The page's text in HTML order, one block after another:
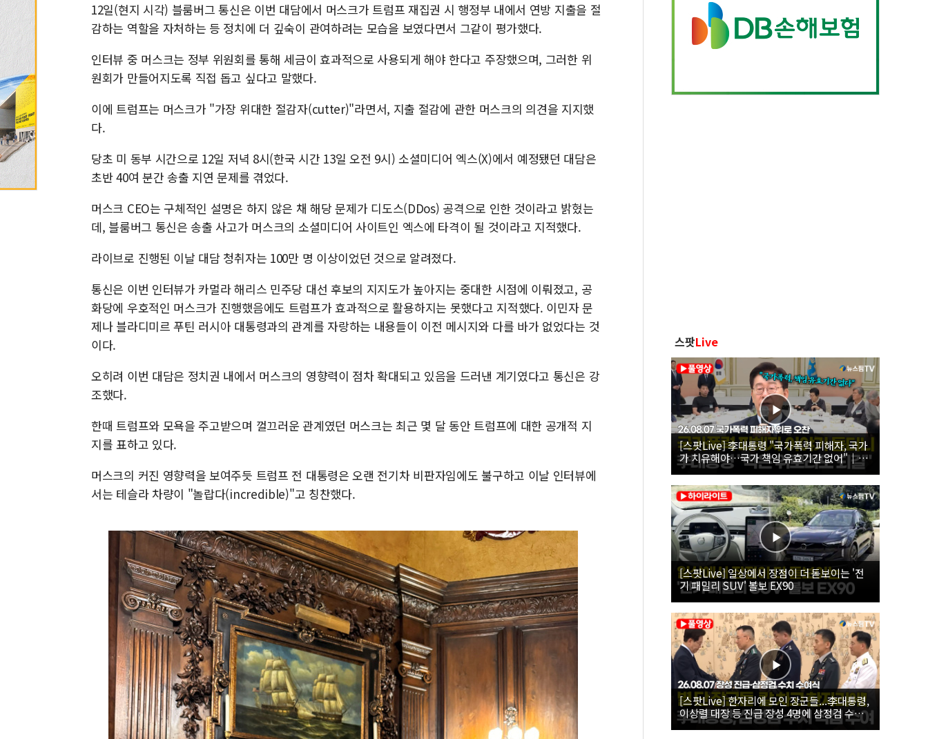
12일(현지 시각) 블룸버그 통신은 이번 대담에서 머스크가 트럼프 재집권 시 행정부 내에서 연방 지출을 절
감하는 역할을 자처하는 등 정치에 더 깊숙이 관여하려는 모습을 보였다면서 그같이 평가했다.
인터뷰 중 머스크는 정부 위원회를 통해 세금이 효과적으로 사용되게 해야 한다고 주장했으며, 그러한 위
원회가 만들어지도록 직접 돕고 싶다고 말했다.
이에 트럼프는 머스크가 "가장 위대한 절감자(cutter)"라면서, 지출 절감에 관한 머스크의 의견을 지지했
다.
당초 미 동부 시간으로 12일 저녁 8시(한국 시간 13일 오전 9시) 소셜미디어 엑스(X)에서 예정됐던 대담은
초반 40여 분간 송출 지연 문제를 겪었다.
머스크 CEO는 구체적인 설명은 하지 않은 채 해당 문제가 디도스(DDos) 공격으로 인한 것이라고 밝혔는
데, 블룸버그 통신은 송출 사고가 머스크의 소셜미디어 사이트인 엑스에 타격이 될 것이라고 지적했다.
라이브로 진행된 이날 대담 청취자는 100만 명 이상이었던 것으로 알려졌다.
통신은 이번 인터뷰가 카멀라 해리스 민주당 대선 후보의 지지도가 높아지는 중대한 시점에 이뤄졌고, 공
화당에 우호적인 머스크가 진행했음에도 트럼프가 효과적으로 활용하지는 못했다고 지적했다. 이민자 문
제나 블라디미르 푸틴 러시아 대통령과의 관계를 자랑하는 내용들이 이전 메시지와 다를 바가 없었다는 것
이다.
오히려 이번 대담은 정치권 내에서 머스크의 영향력이 점차 확대되고 있음을 드러낸 계기였다고 통신은 강
조했다.
한때 트럼프와 모욕을 주고받으며 껄끄러운 관계였던 머스크는 최근 몇 달 동안 트럼프에 대한 공개적 지
지를 표하고 있다.
머스크의 커진 영향력을 보여주듯 트럼프 전 대통령은 오랜 전기차 비판자임에도 불구하고 이날 인터뷰에
서는 테슬라 차량이 "놀랍다(incredible)"고 칭찬했다.
스팟Live
[스팟Live] 李대통령 "국가폭력 피해자, 국가
가 치유해야…국가 책임 유효기간 없어"｜
26.08.07 국가폭력 피해자 위로 오찬
[스팟Live] 일상에서 장점이 더 돋보이는 '전
기 패밀리 SUV' 볼보 EX90
[스팟Live] 한자리에 모인 장군들...李대통령,
이상렬 대장 등 진급 장성 4명에 삼정검 수치
직접 수여｜26.08.07 장성 진급·삼정검 수치